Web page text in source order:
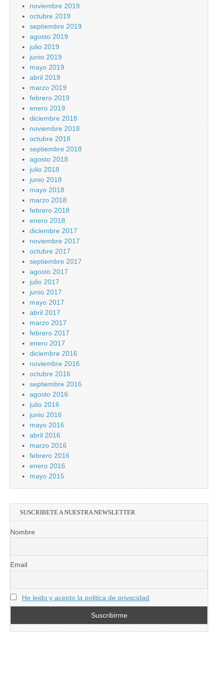
noviembre 2019
octubre 2019
septiembre 2019
agosto 2019
julio 2019
junio 2019
mayo 2019
abril 2019
marzo 2019
febrero 2019
enero 2019
diciembre 2018
noviembre 2018
octubre 2018
septiembre 2018
agosto 2018
julio 2018
junio 2018
mayo 2018
marzo 2018
febrero 2018
enero 2018
diciembre 2017
noviembre 2017
octubre 2017
septiembre 2017
agosto 2017
julio 2017
junio 2017
mayo 2017
abril 2017
marzo 2017
febrero 2017
enero 2017
diciembre 2016
noviembre 2016
octubre 2016
septiembre 2016
agosto 2016
julio 2016
junio 2016
mayo 2016
abril 2016
marzo 2016
febrero 2016
enero 2016
mayo 2015
SUSCRIBETE A NUESTRA NEWSLETTER
Nombre
Email
He leido y acepto la politica de privacidad